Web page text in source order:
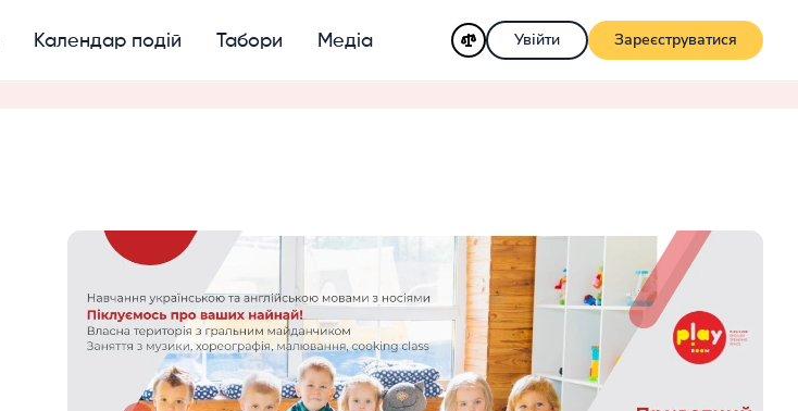
Календар подій Табори Медіа Увійти Зареєструватися